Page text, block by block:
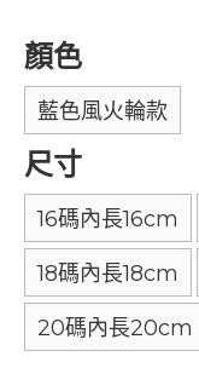
顏色
藍色風火輪款
尺寸
16碼內長16cm
18碼內長18cm
20碼內長20cm